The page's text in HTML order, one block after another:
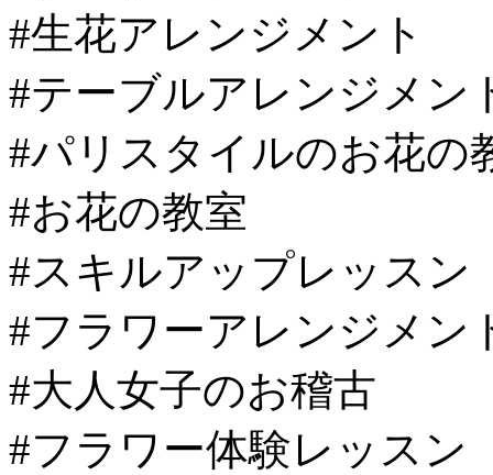
#生花アレンジメント
#テーブルアレンジメン
#パリスタイルのお花の
#お花の教室
#スキルアップレッスン
#フラワーアレンジメン
#大人女子のお稽古
#フラワー体験レッスン